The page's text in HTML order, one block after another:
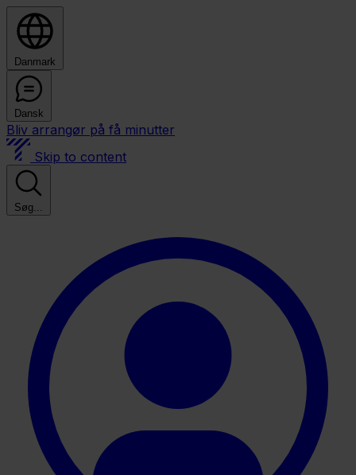
Danmark
Dansk
Bliv arrangør på få minutter
Skip to content
Søg...